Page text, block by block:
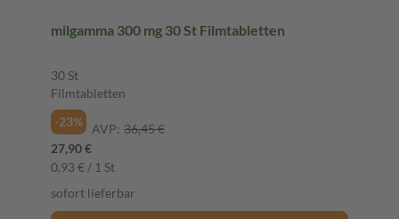
milgamma 300 mg 30 St Filmtabletten
30 St
Filmtabletten
-23%
AVP: 36,45 €
27,90 €
0,93 € / 1 St
sofort lieferbar